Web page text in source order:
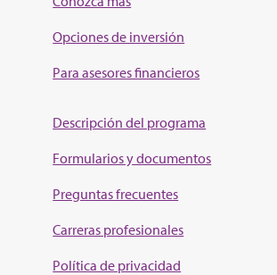
Opciones de inversión
Para asesores financieros
Descripción del programa
Formularios y documentos
Preguntas frecuentes
Carreras profesionales
Política de privacidad